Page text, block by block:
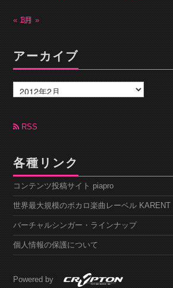
« 1月3月 »
アーカイブ
ー
カ
ブ RSS
各種リンク
コンテンツ投稿サイト piapro
世界最大規模のボカロ楽曲レーベル KARENT
バーチャルシンガー・ラインナップ
個人情報の保護について
Powered by